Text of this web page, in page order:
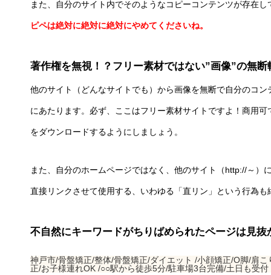
また、自分のサイト内でそのようなコピーコンテンツが存在
ピペは絶対に絶対に絶対にやめてくださいね。
著作権を無視！？フリー素材ではない”画像”の無断
他のサイト（どんなサイトでも）から画像を無断で自分のコ
にあたります。必ず、ここはフリー素材サイトですよ！商用
をダウンロードするようにしましょう。
また、自分のホームページではなく、他のサイト（http://～）
直接リンクさせて使用する、いわゆる「直リン」という行為
不自然にキーワードがちりばめられたページは見抜
神戸市/骨盤矯正/整体/骨盤矯正/ダイエット /小顔矯正/O脚/肩
正/お子様連れOK /○○駅から徒歩5分/駐車場3台完備/土日も受付